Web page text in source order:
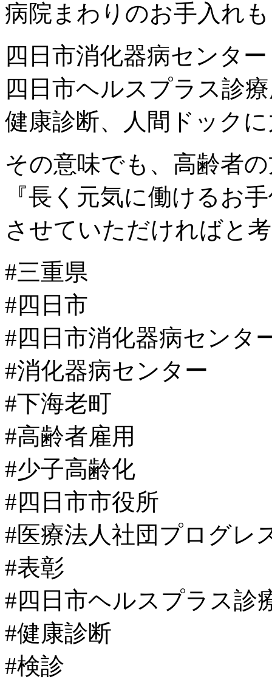
病院まわりのお手入れ
四日市消化器病センター
四日市ヘルスプラス診
健康診断、人間ドック
その意味でも、高齢者
『長く元気に働けるお
させていただければと
#三重県
#四日市
#四日市消化器病センタ
#消化器病センター
#下海老町
#高齢者雇用
#少子高齢化
#四日市市役所
#医療法人社団プログレ
#表彰
#四日市ヘルスプラス診
#健康診断
#検診